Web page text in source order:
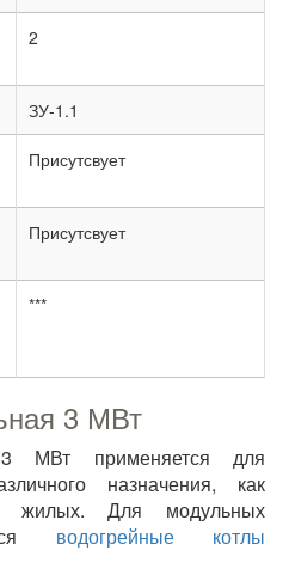
2
ЗУ-1.1
Присутсвует
Присутсвует
***
3 МВт
3 МВт применяется для
назначения, как
жилых. Для модульных
водогрейные котлы